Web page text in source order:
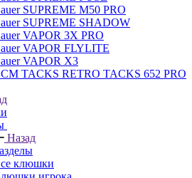
SUPREME M50 PRO
SUPREME SHADOW
VAPOR 3X PRO
VAPOR FLYLITE
VAPOR X3
TACKS RETRO TACKS 652 PRO
Назад
клюшки